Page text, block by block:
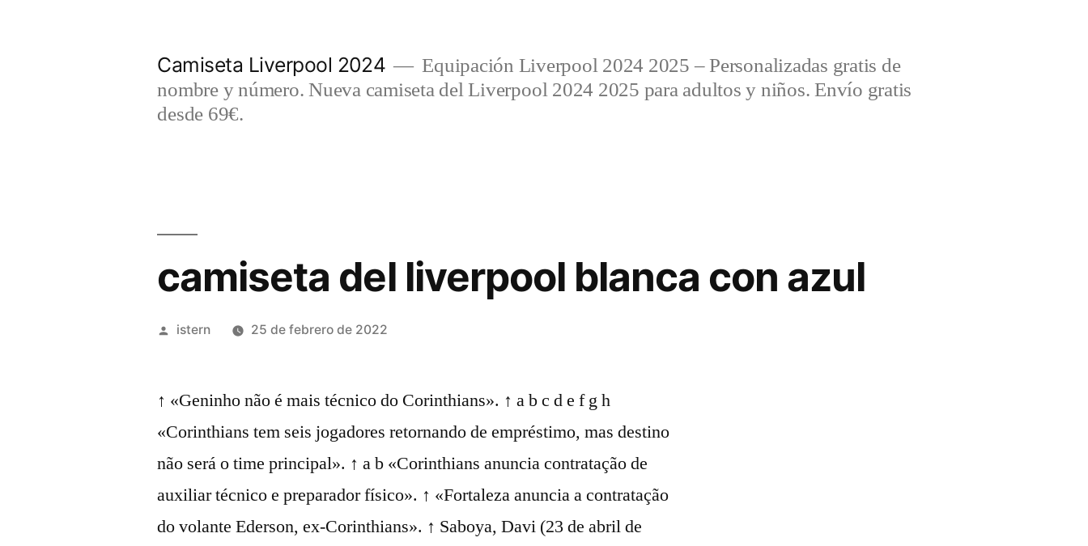
Camiseta Liverpool 2024
Equipación Liverpool 2024 2025 – Personalizadas gratis de
nombre y número. Nueva camiseta del Liverpool 2024 2025 para adultos y niños. Envío gratis
desde 69€.
camiseta del liverpool blanca con azul
Publicado
istern 25 de febrero de 2022
↑ «Geninho não é mais técnico do Corinthians». ↑ a b c d e f g h
«Corinthians tem seis jogadores retornando de empréstimo, mas destino
não será o time principal». ↑ a b «Corinthians anuncia contratação de
auxiliar técnico e preparador físico». ↑ «Fortaleza anuncia a contratação
do volante Ederson, ex-Corinthians». ↑ Saboya, Davi (23 de abril de